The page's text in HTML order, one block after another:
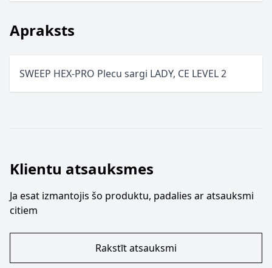
Apraksts
SWEEP HEX-PRO Plecu sargi LADY, CE LEVEL 2
Klientu atsauksmes
Ja esat izmantojis šo produktu, padalies ar atsauksmi
citiem
Rakstīt atsauksmi